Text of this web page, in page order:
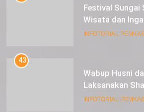
Festival Sungai
Wisata dan
Lestarikan
INFOTORIAL
43
Wabup Husni
Laksanakan
Hijriah di
INFOTORIAL